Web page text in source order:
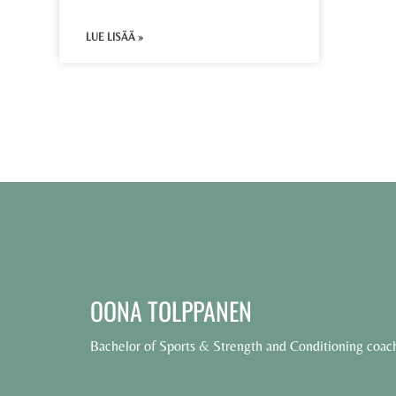
LUE LISÄÄ »
OONA TOLPPANEN
Bachelor of Sports & Strength and Conditioning